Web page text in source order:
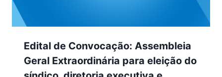
Edital de Convocação: Assembleia
Geral Extraordinária para eleição do